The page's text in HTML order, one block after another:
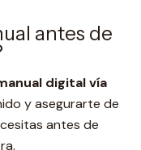
antes de
digital vía
y asegurarte de
antes de